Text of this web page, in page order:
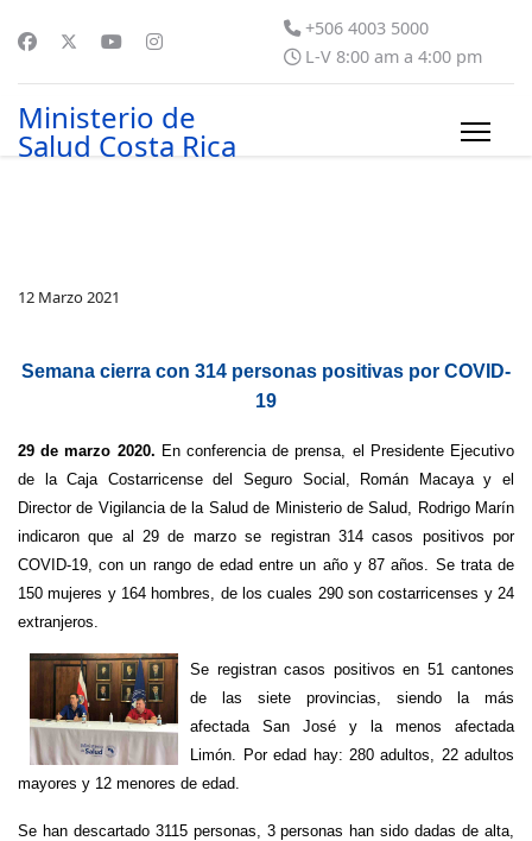
+506 4003 5000
L-V 8:00 am a 4:00 pm
Ministerio de
Salud Costa Rica
12 Marzo 2021
Semana cierra con 314 personas positivas por COVID-
19
29 de marzo 2020. En conferencia de prensa, el Presidente Ejecutivo
de la Caja Costarricense del Seguro Social, Román Macaya y el
Director de Vigilancia de la Salud de Ministerio de Salud, Rodrigo Marín
indicaron que al 29 de marzo se registran 314 casos positivos por
COVID-19, con un rango de edad entre un año y 87 años. Se trata de
150 mujeres y 164 hombres, de los cuales 290 son costarricenses y 24
extranjeros.
Se registran casos positivos en 51 cantones
de las siete provincias, siendo la más
afectada San José y la menos afectada
Limón. Por edad hay: 280 adultos, 22 adultos
mayores y 12 menores de edad.
Se han descartado 3115 personas, 3 personas han sido dadas de alta,